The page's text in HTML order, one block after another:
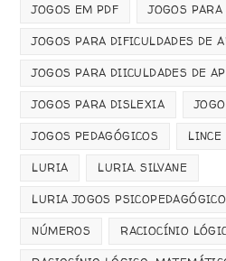
JOGOS EM PDF JOGOS
JOGOS PARA DIFICULDADES DE
JOGOS PARA DIICULDADES DE
JOGOS PARA DISLEXIA
JOGOS PEDAGÓGICOS LINCE
LURIA LURIA. SILVANE
LURIA JOGOS
NÚMEROS RACIOCÍNIO